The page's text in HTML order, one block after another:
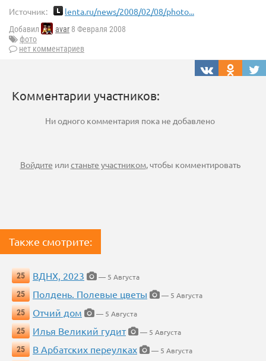
Источник: lenta.ru/news/2008/02/08/photo...
Добавил avar 8 Февраля 2008
фото
нет комментариев
Комментарии участников:
Ни одного комментария пока не добавлено
Войдите илистаньте участником, чтобы комментировать
Также смотрите:
25 ВДНХ, 2023
— 5 Августа
25
Полдень. Полевые цветы
— 5 Августа
25
Отчий дом
— 5 Августа
25
Илья Великий гудит
— 5 Августа
25
В Арбатских переулках
— 5 Августа